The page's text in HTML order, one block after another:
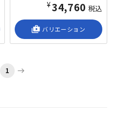
¥34,760 税込
shop_2 バリエーション
1 east